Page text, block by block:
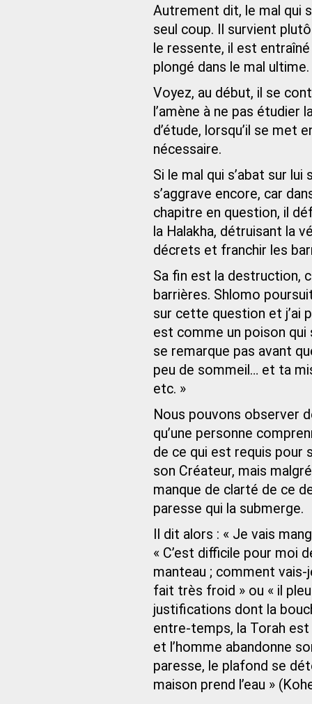
Autrement dit, le mal qui
seul coup. Il survient
le ressente, il est entraîné
plongé dans le mal ultime.
Voyez, au début, il se
l’amène à ne pas étudier
d’étude, lorsqu’il se met
nécessaire.
Si le mal qui s’abat sur
s’aggrave encore, car
chapitre en question, il
la Halakha, détruisant la
décrets et franchir les
Sa fin est la destruction,
barrières. Shlomo
sur cette question et j’ai
est comme un poison
se remarque pas avant
peu de sommeil… et ta
etc. »
Nous pouvons observer
qu’une personne
de ce qui est requis pour
son Créateur, mais
manque de clarté de ce
paresse qui la submerge.
Il dit alors : « Je vais
« C’est difficile pour moi
manteau ; comment
fait très froid » ou « il
justifications dont la
entre-temps, la Torah est
et l’homme abandonne
paresse, le plafond se
maison prend l’eau »